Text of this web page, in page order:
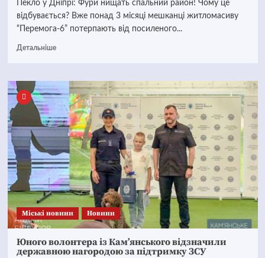
Пекло у Дніпрі: Фури нищать спальний район! Чому це
відбувається? Вже понад 3 місяці мешканці житломасиву
“Перемога-6” потерпають від посиленого...
Детальніше
Mіські новини Новини
Юного волонтера із Кам’янського відзначили
державною нагородою за підтримку ЗСУ